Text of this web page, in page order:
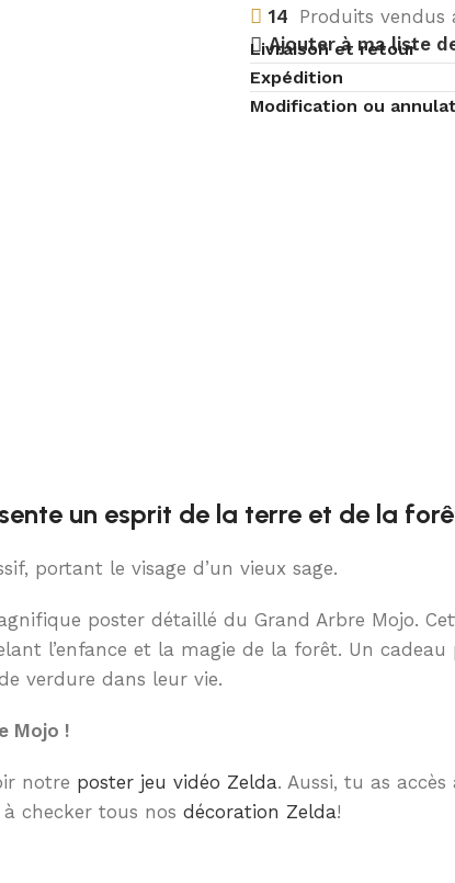
14 Produits vendus
Ajouter à ma liste
Livraison et retour
Expédition
Modification ou
un esprit de la terre et de la
portant le visage d’un vieux sage.
poster détaillé du Grand Arbre Mojo.
l’enfance et la magie de la forêt. Un
verdure dans leur vie.
Mojo !
notre poster jeu vidéo Zelda. Aussi, tu as
checker tous nos décoration Zelda!